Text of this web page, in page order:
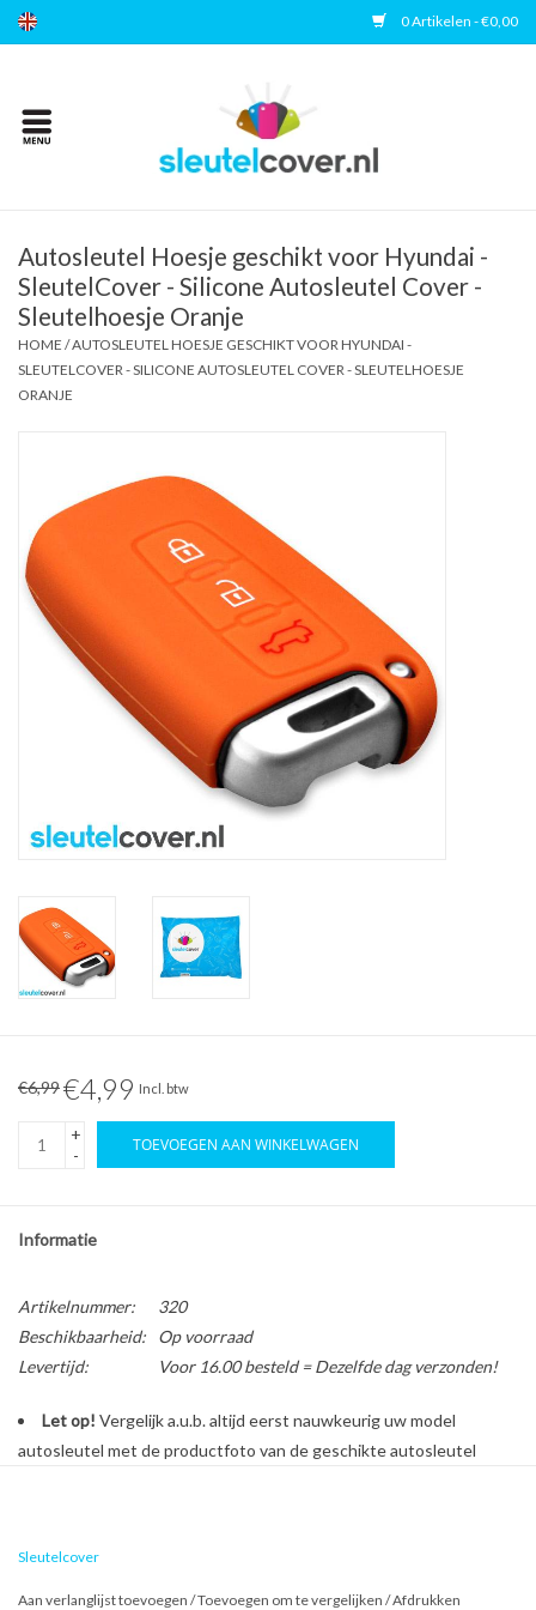
0 Artikelen - €0,00
Home
Accessoires
Veelgestelde vragen
Autosleutel Hoesje geschikt voor Hyundai -
SleutelCover - Silicone Autosleutel Cover -
Sleutelhoesje Oranje
HOME /AUTOSLEUTEL HOESJE GESCHIKT VOOR HYUNDAI -
SLEUTELCOVER - SILICONE AUTOSLEUTEL COVER - SLEUTELHOESJE
ORANJE
€6,99€4,99 Incl. btw
+
-
TOEVOEGEN AAN WINKELWAGEN
Informatie
Artikelnummer:
320
Beschikbaarheid:
Op voorraad
Levertijd:
Voor 16.00 besteld = Dezelfde dag verzonden!
Let op! Vergelijk a.u.b. altijd eerst nauwkeurig uw model
autosleutel met de productfoto van de geschikte autosleutel
Bescherm en personaliseer uw autosleutel met een stijlvol
autosleutel hoesje!
Sleutelcover
Aan verlanglijst toevoegen /Toevoegen om te vergelijken /Afdrukken